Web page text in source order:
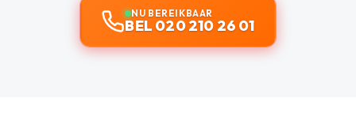
NU BEREIKBAAR
BEL 020 210 26 01